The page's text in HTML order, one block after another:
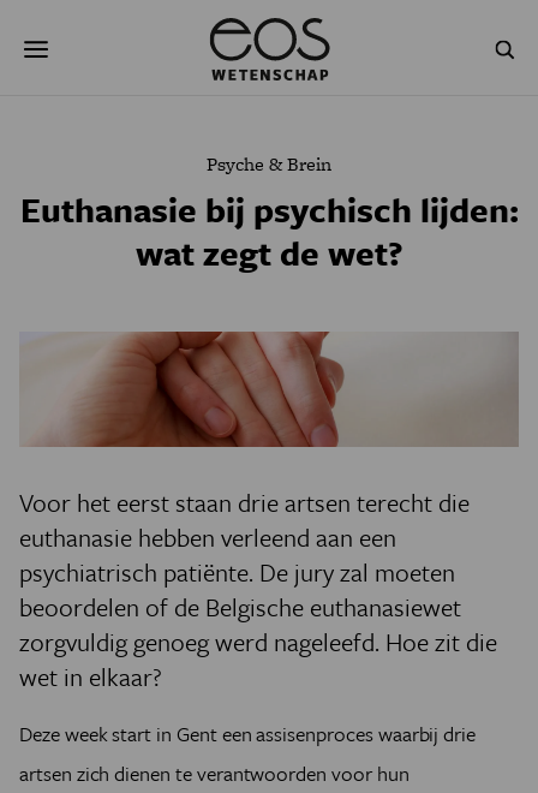
naar
NATUURWETENSCHAPPEN GESCHIEDENIS
PODCAST
JONGE UITDAGERS
Psyche & Brein
Euthanasie bij psychisch lijden:
wat zegt de wet?
Voor het eerst staan drie artsen terecht die
euthanasie hebben verleend aan een
psychiatrisch patiënte. De jury zal moeten
beoordelen of de Belgische euthanasiewet
zorgvuldig genoeg werd nageleefd. Hoe zit die
wet in elkaar?
Deze week start in Gent een assisenproces waarbij drie
artsen zich dienen te verantwoorden voor hun